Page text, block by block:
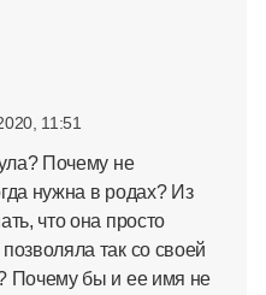
11:51
Почему не
нужна в родах? Из
что она просто
так со своей
Почему бы и ее имя не